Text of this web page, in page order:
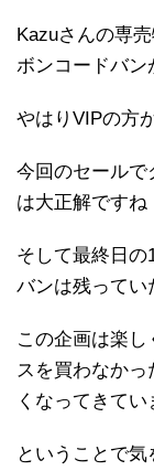
Kazuさんの専
ボンコードバン
やはりVIPの方
今回のセールで
は大正解ですね
そして最終日の
バンは残ってい
この企画は楽
スを買わなか
くなってきてい
ということで